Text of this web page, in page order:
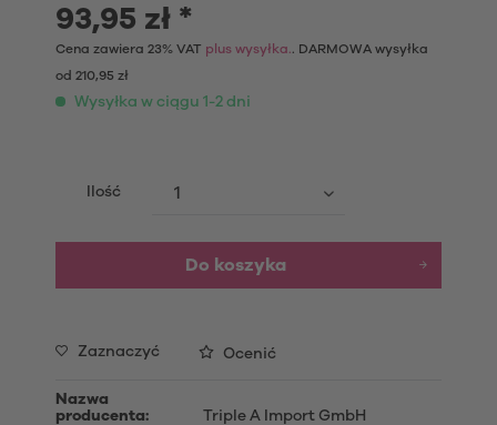
93,95 zł *
Cena zawiera 23% VAT plus wysyłka.. DARMOWA wysyłka
od 210,95 zł
Wysyłka w ciągu 1-2 dni
Ilość
Do koszyka
Zaznaczyć Ocenić
Nazwa
producenta:
Triple A Import GmbH